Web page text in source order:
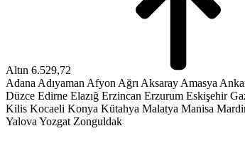
Altın 6.529,72
Adana Adıyaman Afyon Ağrı Aksaray Amasya
Düzce Edirne Elazığ Erzincan Erzurum Eskişehir
Kilis Kocaeli Konya Kütahya Malatya Manisa
Yalova Yozgat Zonguldak